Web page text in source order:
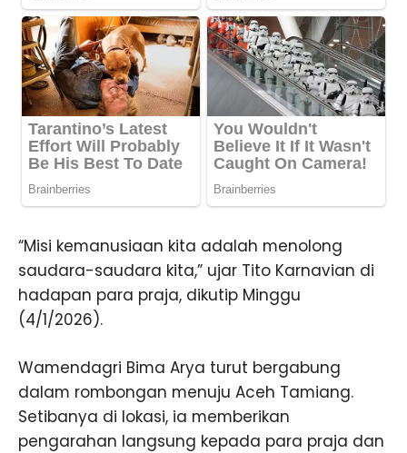
“Misi kemanusiaan kita adalah menolong
saudara-saudara kita,” ujar Tito Karnavian di
hadapan para praja, dikutip Minggu
(4/1/2026).
Wamendagri Bima Arya turut bergabung
dalam rombongan menuju Aceh Tamiang.
Setibanya di lokasi, ia memberikan
pengarahan langsung kepada para praja dan